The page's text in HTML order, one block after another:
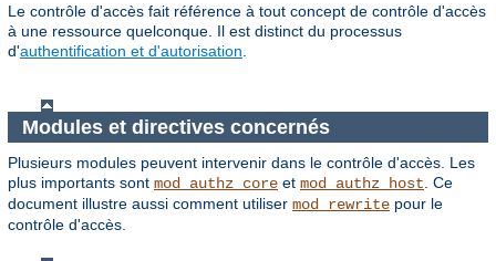
Le contrôle d'accès fait référence à tout concept de contrôle d'accès
à une ressource quelconque. Il est distinct du processus
d'authentification et d'autorisation
Modules et directives concernés
Plusieurs modules peuvent intervenir dans le contrôle d'accès. Les
plus importants sont mod_authz_core et mod_authz_host . Ce
document illustre aussi comment utiliser mod_rewrite pour le
contrôle d'accès.